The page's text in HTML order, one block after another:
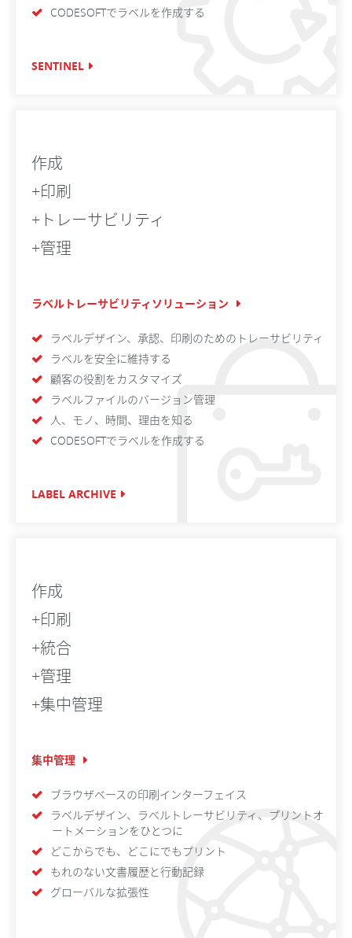
CODESOFTでラベルを作成する
SENTINEL
作成
+印刷
+トレーサビリティ
+管理
ラベルトレーサビリティソリューション
ラベルデザイン、承認、印刷のためのトレーサビリティ
ラベルを安全に維持する
顧客の役割をカスタマイズ
ラベルファイルのバージョン管理
人、モノ、時間、理由を知る
CODESOFTでラベルを作成する
LABEL ARCHIVE
作成
+印刷
+統合
+管理
+集中管理
集中管理
ブラウザベースの印刷インターフェイス
ラベルデザイン、ラベルトレーサビリティ、プリントオ
ートメーションをひとつに
どこからでも、どこにでもプリント
もれのない文書履歴と行動記録
グローバルな拡張性